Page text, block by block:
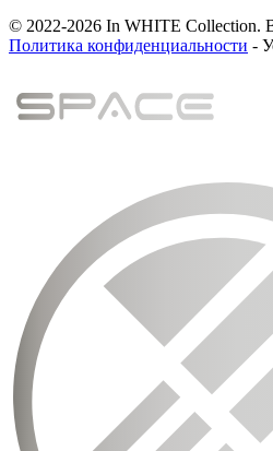
© 2022-2026 In WHITE Collection.
Политика конфиденциальности -